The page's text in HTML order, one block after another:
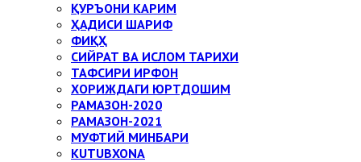
ҚУРЪОНИ КАРИМ
ҲАДИСИ ШАРИФ
ФИҚҲ
СИЙРАТ ВА ИСЛОМ ТАРИХИ
ТАФСИРИ ИРФОН
ХОРИЖДАГИ ЮРТДОШИМ
РАМАЗОН-2020
РАМАЗОН-2021
МУФТИЙ МИНБАРИ
KUTUBXONA